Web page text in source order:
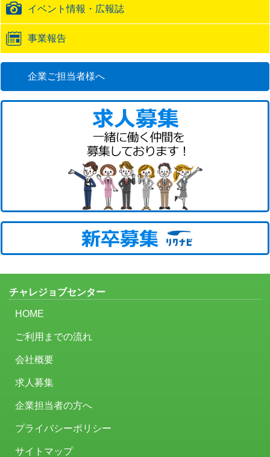
イベント情報・広報誌
事業報告
企業ご担当者様へ
チャレジョブセンター
HOME
ご利用までの流れ
会社概要
求人募集
企業担当者の方へ
プライバシーポリシー
サイトマップ